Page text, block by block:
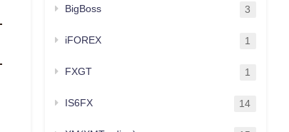
BigBoss 3
iFOREX 1
FXGT 1
IS6FX 14